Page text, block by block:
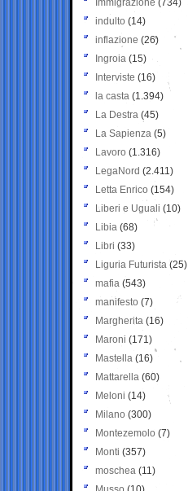
Immigrazione (734)
indulto (14)
inflazione (26)
Ingroia (15)
Interviste (16)
la casta (1.394)
La Destra (45)
La Sapienza (5)
Lavoro (1.316)
LegaNord (2.411)
Letta Enrico (154)
Liberi e Uguali (10)
Libia (68)
Libri (33)
Liguria Futurista (25)
mafia (543)
manifesto (7)
Margherita (16)
Maroni (171)
Mastella (16)
Mattarella (60)
Meloni (14)
Milano (300)
Montezemolo (7)
Monti (357)
moschea (11)